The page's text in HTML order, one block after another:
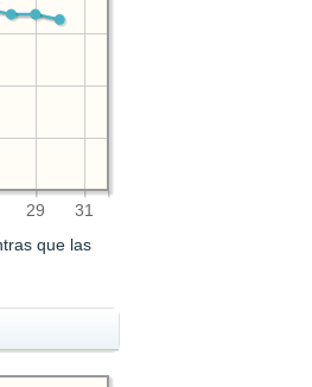
29 31
que las